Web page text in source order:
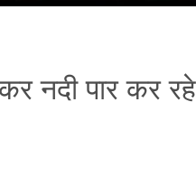
नदी पार कर रहे